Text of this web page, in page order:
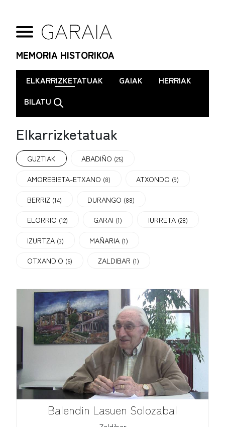
MEMORIA HISTORIKOA
. ELKARRIZKETATUAK GAIAK
HERRIAK
BILATU
Elkarrizketatuak
GUZTIAK ABADIÑO (25)
AMOREBIETA-ETXANO (8) ATXONDO (9)
BERRIZ (14) DURANGO (88)
ELORRIO (12) GARAI (1) IURRETA (28)
IZURTZA (3) MAÑARIA (1)
OTXANDIO (6) ZALDIBAR (1)
Balendin Lasuen Solozabal